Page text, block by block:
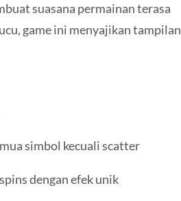
suasana permainan terasa
game ini menyajikan tampilan
simbol kecuali scatter
dengan efek unik